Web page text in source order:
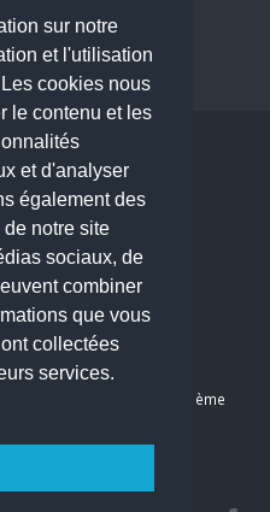
sur notre
et l'utilisation
cookies nous
le contenu et les
et d'analyser
également des
notre site
sociaux, de
combiner
que vous
collectées
services.
orthopédiste à Paris 11ème